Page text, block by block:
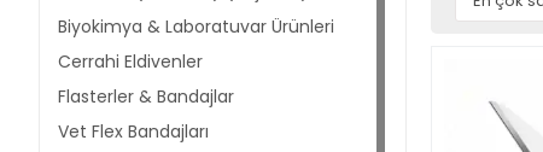
Biyokimya & Laboratuvar Ürünleri
Cerrahi Eldivenler
Flasterler & Bandajlar
Vet Flex Bandajları